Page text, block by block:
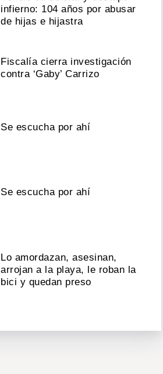
infierno: 104 años por abusar
de hijas e hijastra
Fiscalía cierra investigación
contra ‘Gaby’ Carrizo
Se escucha por ahí
Se escucha por ahí
Lo amordazan, asesinan,
arrojan a la playa, le roban la
bici y quedan preso